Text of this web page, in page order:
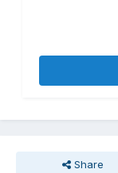
Share